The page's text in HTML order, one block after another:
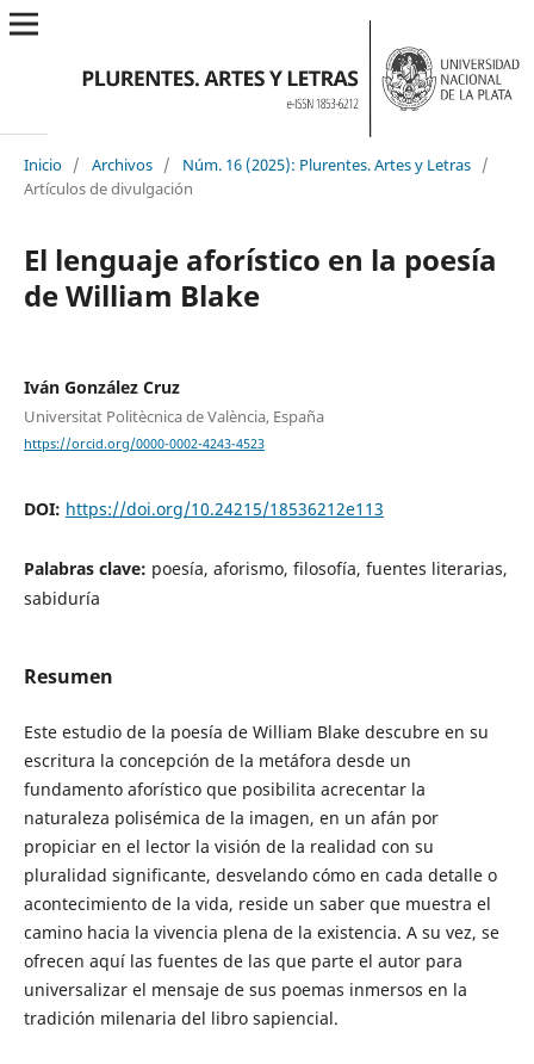
Inicio / Archivos / Núm. 16 (2025): Plurentes. Artes y Letras /
Artículos de divulgación
El lenguaje aforístico en la poesía
de William Blake
Iván González Cruz
Universitat Politècnica de València, España
https://orcid.org/0000-0002-4243-4523
DOI: https://doi.org/10.24215/18536212e113
Palabras clave: poesía, aforismo, filosofía, fuentes literarias,
sabiduría
Resumen
Este estudio de la poesía de William Blake descubre en su
escritura la concepción de la metáfora desde un
fundamento aforístico que posibilita acrecentar la
naturaleza polisémica de la imagen, en un afán por
propiciar en el lector la visión de la realidad con su
pluralidad significante, desvelando cómo en cada detalle o
acontecimiento de la vida, reside un saber que muestra el
camino hacia la vivencia plena de la existencia. A su vez, se
ofrecen aquí las fuentes de las que parte el autor para
universalizar el mensaje de sus poemas inmersos en la
tradición milenaria del libro sapiencial.